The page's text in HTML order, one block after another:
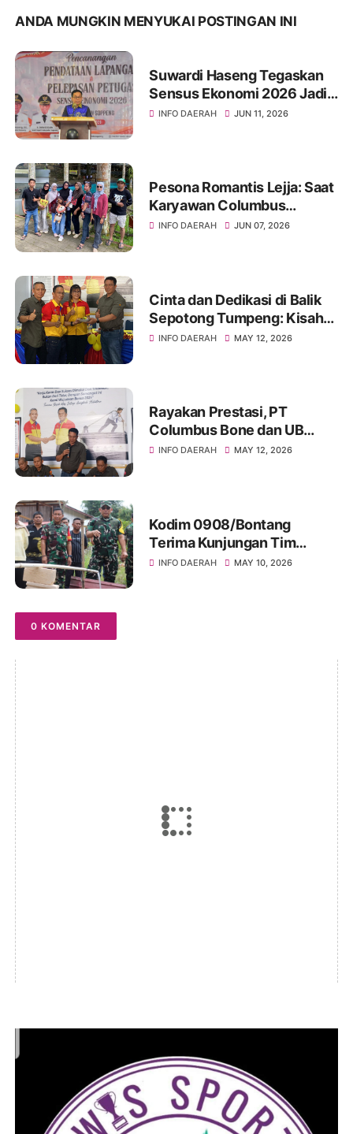
ANDA MUNGKIN MENYUKAI POSTINGAN INI
Suwardi Haseng Tegaskan
Sensus Ekonomi 2026 Jadi
Basis Pembangunan
INFO DAERAH JUN 11, 2026
Pesona Romantis Lejja: Saat
Karyawan Columbus
Soppeng Menenun
INFO DAERAH JUN 07, 2026
Cinta dan Dedikasi di Balik
Sepotong Tumpeng: Kisah
Manis Columbus Soppeng &
INFO DAERAH MAY 12, 2026
Rayakan Prestasi, PT
Columbus Bone dan UB
Parepare Bagikan Bonus
INFO DAERAH MAY 12, 2026
Kodim 0908/Bontang
Terima Kunjungan Tim
Wasev TMMD Ke-128 Tahun
INFO DAERAH MAY 10, 2026
0 KOMENTAR